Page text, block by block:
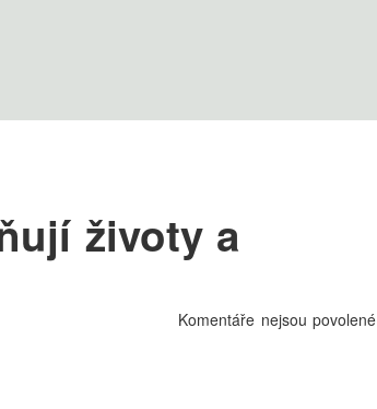
životy a
Komentáře nejsou povolenéu